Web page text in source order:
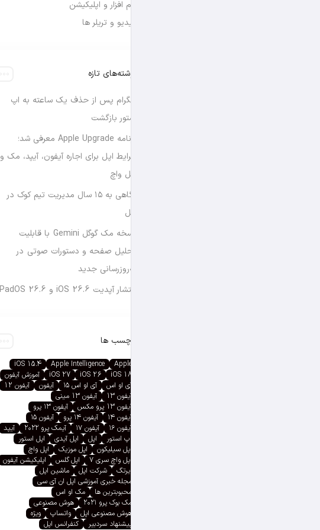
نرم افزار و اپلیکیشن
ویدیو و تریلر ها
نوشته‌های تازه
تلگرام پس از حذف یک ساعته به اپ
استور بازگشت
برنامه Apple Upgrade معرفی شد؛
شرایط اپل برای اجاره آیفون، آیپد، مک و
اپل واچ
نگاهی به ۱۵ سال مدیریت تیم کوک در
اپل
نسخه مک گوگل Gemini با قابلیت
تحلیل صفحه و دستورات صوتی در
به‌روزرسانی جدید
انتشار آپدیت iOS 26.6 و iPadOS 26.6
برچسب ها
Apple
Apple Intelligence
iOS 15.4
iOS 18
iOS 26
iOS 27
آموزش آیفون
آی او اس
آی او اس ۱۵ آیفون
آیفون 12
آیفون 13
آیفون 13 مینی
آیفون 13 پرو مکس
آیفون ۱۳ پرو
آیفون ۱۴
آیفون ۱۴ پرو
آیفون ۱۵
آیفون ۱۶
آیفون ۱۷ آیمک پرو ۲۰۲۲
آیپد
اپ استور
اپل اپل آیدی
اپل استور
اپل سیلیکون
اپل موزیک
اپل واچ
اپل واچ سری ۷
اپل گلس
اپلیکیشن آیفون
ایرتگ
شرکت اپل
ماشین اپل
مجله خبری آموزشی اپل ان آی سی
محبوبترین ها
مک او اس
مک بوک پرو ۲۰۲۱
هوش مصنوعی
هوش مصنوعی اپل
واتساپ
ویژه
پیشنهاد سردبیر
کنفرانس اپل